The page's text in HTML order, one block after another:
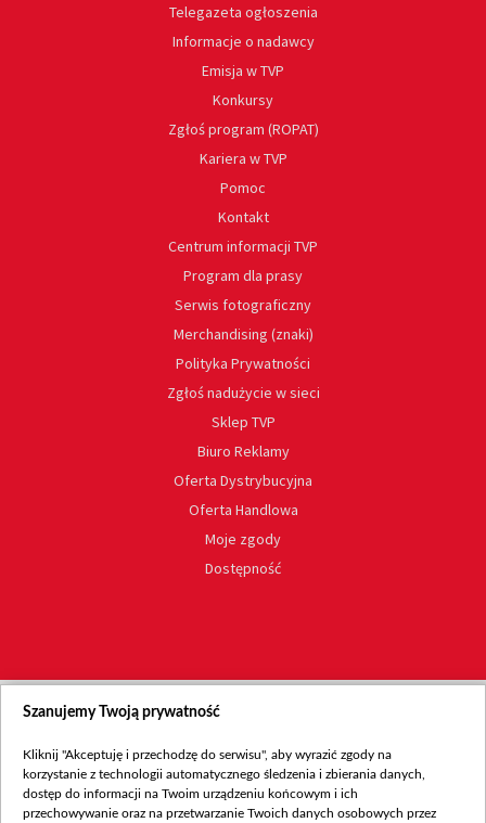
Telegazeta ogłoszenia
Informacje o nadawcy
Emisja w TVP
Konkursy
Zgłoś program (ROPAT)
Kariera w TVP
Pomoc
Kontakt
Centrum informacji TVP
Program dla prasy
Serwis fotograficzny
Merchandising (znaki)
Polityka Prywatności
Zgłoś nadużycie w sieci
Sklep TVP
Biuro Reklamy
Oferta Dystrybucyjna
Oferta Handlowa
Moje zgody
Dostępność
Szanujemy Twoją prywatność
Kliknij "Akceptuję i przechodzę do serwisu", aby wyrazić zgody na
korzystanie z technologii automatycznego śledzenia i zbierania danych,
dostęp do informacji na Twoim urządzeniu końcowym i ich
przechowywanie oraz na przetwarzanie Twoich danych osobowych przez